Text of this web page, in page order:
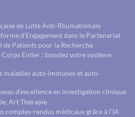
de Lutte Anti-Rhumatismale
d’Engagement dans le Partenariat
de Patients pour la Recherche
Entier : boostez votre système
maladies auto-immunes et auto-
d’excellence en investigation clinique
Art Thérapie
comptes-rendus médicaux grâce à l’IA